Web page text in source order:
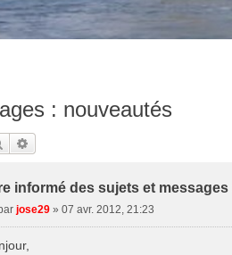
: nouveautés
Rechercher
informé des sujets et
jose29» 07 avr. 2012, 21:23